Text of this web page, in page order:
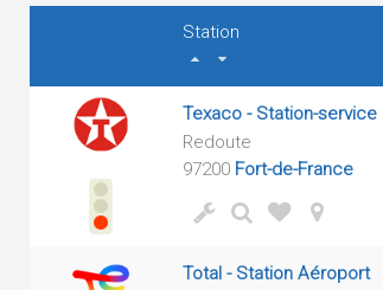
Station
Texaco - Station-service
Redoute
97200 Fort-de-France
Total - Station Aéroport